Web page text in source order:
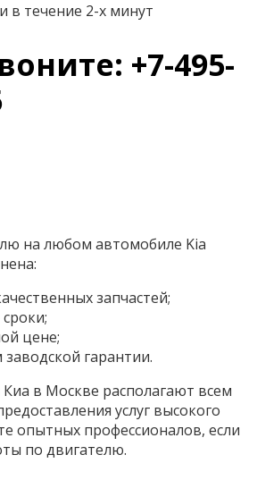
в течение 2-х минут
+7-495-
на любом автомобиле Kia
запчастей;
цене;
гарантии.
в Москве располагают всем
услуг высокого
опытных профессионалов, если
по двигателю.